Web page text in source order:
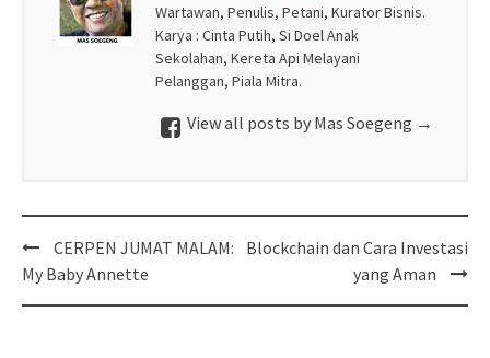
Wartawan, Penulis, Petani, Kurator Bisnis.
Karya : Cinta Putih, Si Doel Anak
Sekolahan, Kereta Api Melayani
Pelanggan, Piala Mitra.
View all posts by Mas Soegeng →
Post
navigation
CERPEN JUMAT MALAM:
My Baby Annette
Blockchain dan Cara Investasi
yang Aman